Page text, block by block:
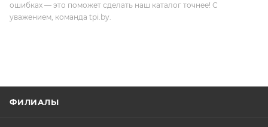
ошибках — это поможет сделать наш каталог точнее! С
уважением, команда tpi.by.
ФИЛИАЛЫ